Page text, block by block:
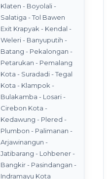
Klaten - Boyolali -
Salatiga - Tol Bawen
Exit Krapyak - Kendal -
Weleri - Banyuputih -
Batang - Pekalongan -
Petarukan - Pemalang
Kota - Suradadi - Tegal
Kota - Klampok -
Bulakamba - Losari -
Cirebon Kota -
Kedawung - Plered -
Plumbon - Palimanan -
Arjawinangun -
Jatibarang - Lohbener -
Bangkir - Pasindangan -
Indramayu Kota